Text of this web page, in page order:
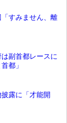
すみません、離
副首都レースに
都」
露に「才能開